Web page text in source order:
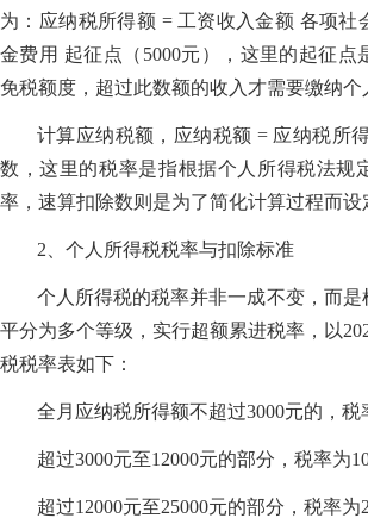
为：应纳税所得额 = 工资收入金额 各项社
金费用 起征点（5000元），这里的起征点
免税额度，超过此数额的收入才需要缴纳个
计算应纳税额，应纳税额 = 应纳税所
数，这里的税率是指根据个人所得税法规
率，速算扣除数则是为了简化计算过程而设
2、个人所得税税率与扣除标准
个人所得税的税率并非一成不变，而
平分为多个等级，实行超额累进税率，以
税税率表如下：
全月应纳税所得额不超过3000元的，税
超过3000元至12000元的部分，税率为10
超过12000元至25000元的部分，税率为